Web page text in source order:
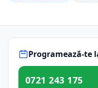
Programează-te
0721 243 175